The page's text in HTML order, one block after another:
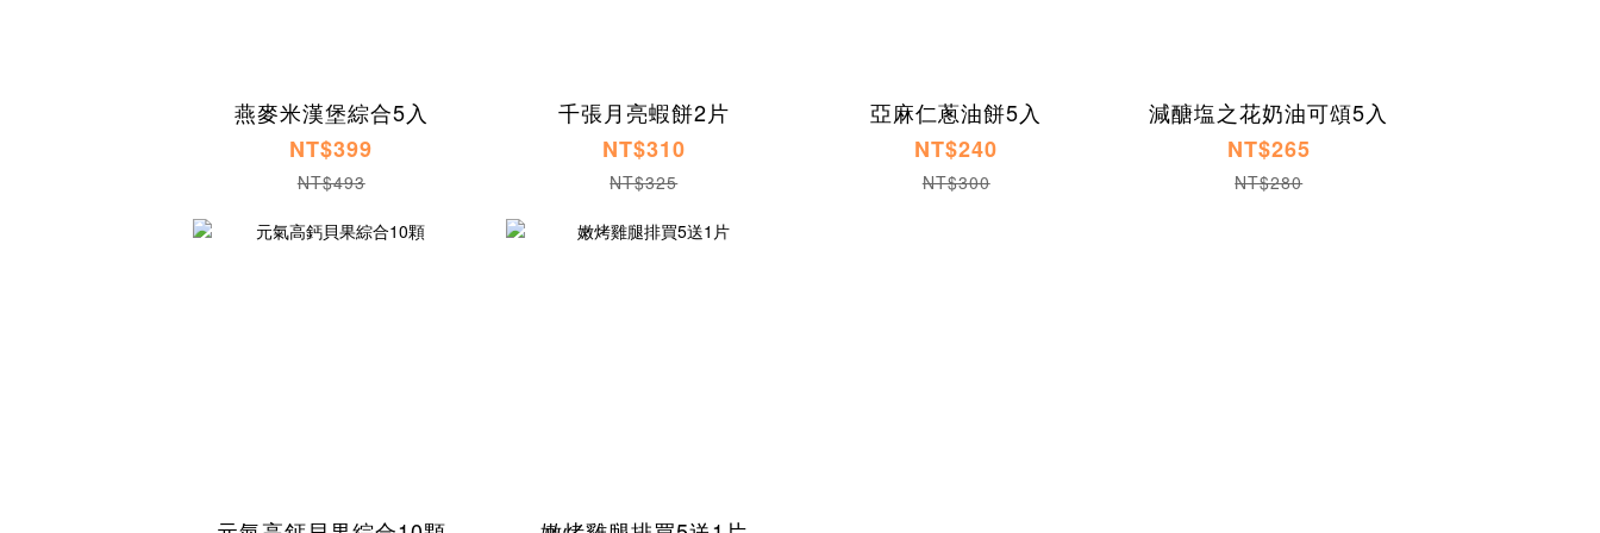
燕麥米漢堡綜合5入
NT$399
NT$493
千張月亮蝦餅2片
NT$310
NT$325
亞麻仁蔥油餅5入
NT$240
NT$300
減醣塩之花奶油可頌5入
NT$265
NT$280